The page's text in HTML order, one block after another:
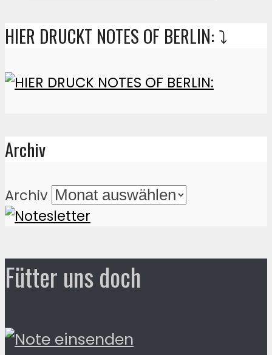
HIER DRUCKT NOTES OF BERLIN: ⤵️
Archiv
Archiv
Fütter uns doch